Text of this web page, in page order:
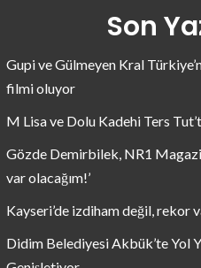
Son
Gupi ve Gülmeyen Kral
filmi oluyor
M Lisa ve Dolu Kadehi Ters
Gözde Demirbilek, NR1
var olacağım!’
Kayseri’de izdiham değil, rekor
Didim Belediyesi Akbük’te Yol